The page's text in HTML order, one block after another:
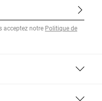
acceptez notre Politique de